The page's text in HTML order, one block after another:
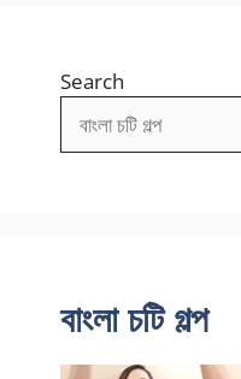
Search
বাংলা চটি গল্প